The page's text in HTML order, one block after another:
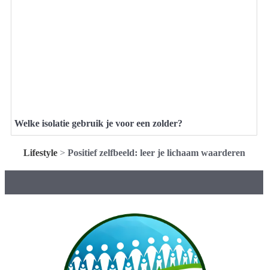
Welke isolatie gebruik je voor een zolder?
Lifestyle> Positief zelfbeeld: leer je lichaam waarderen